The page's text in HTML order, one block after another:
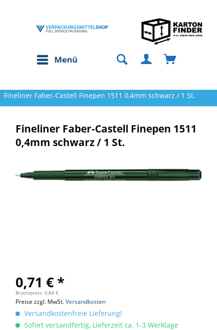
Menü
Fineliner Faber-Castell Finepen 1511 0,4mm schwarz / 1 St.
Fineliner Faber-Castell Finepen 1511
0,4mm schwarz / 1 St.
0,71 € *
Bruttopreis: 0,84 €
Preise zzgl. MwSt.Versandkosten
Versandkostenfreie Lieferung!
Sofort versandfertig, Lieferzeit ca. 1-3 Werktage